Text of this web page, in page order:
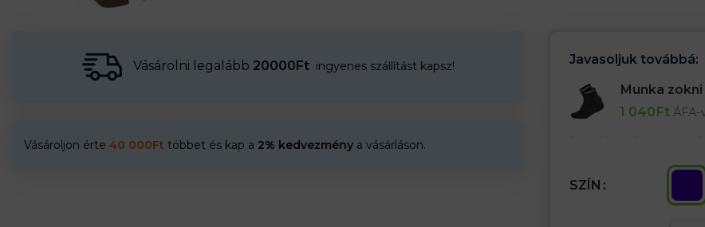
Vásárolni legalább 20000Ft ingyenes szállítást kapsz!
Vásároljon érte 40 000Ft többet és kap a 2% kedvezmény a vásárláson.
Javasoljuk továbbá:
Munka
1 040Ft ÁFA-
SZÍN